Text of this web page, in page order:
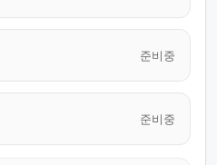
준비중
준비중